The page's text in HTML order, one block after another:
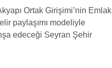
Ortak Girişimi’nin Emlak
paylaşımı modeliyle
edeceği Seyran Şehir